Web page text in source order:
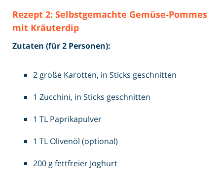
Rezept 2: Selbstgemachte Gemüse-Pommes
mit Kräuterdip
Zutaten (für 2 Personen):
2 große Karotten, in Sticks geschnitten
1 Zucchini, in Sticks geschnitten
1 TL Paprikapulver
1 TL Olivenöl (optional)
200 g fettfreier Joghurt